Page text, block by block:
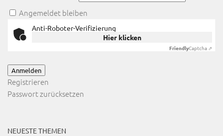
Angemeldet bleiben
Anti-Roboter-Verifizierung
Hier klicken
FriendlyCaptcha ⇗
Anmelden
Registrieren
Passwort zurücksetzen
NEUESTE THEMEN